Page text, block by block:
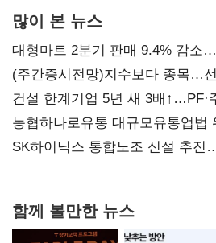
많이 본 뉴스
대형마트 2분기 판매 9.4% 감소
(주간증시전망)지수보다 종목…
건설 한계기업 5년 새 3배↑…PF·
확대
농협하나로유통 대규모유통업
과징금 4억6200만원 부과
SK하이닉스 통합노조 신설 추진
함께 볼만한 뉴스